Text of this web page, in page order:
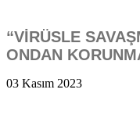
“VİRÜSLE
ONDAN
03 Kasım 2023